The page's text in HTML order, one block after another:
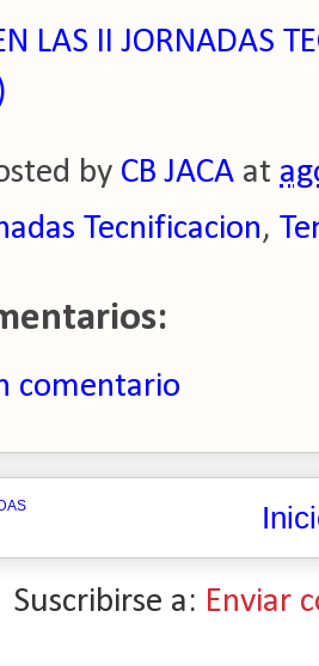
LAS II JORNADAS
by CB JACA at
Tecnificacion,
comentario
Suscribirse a: Enviar